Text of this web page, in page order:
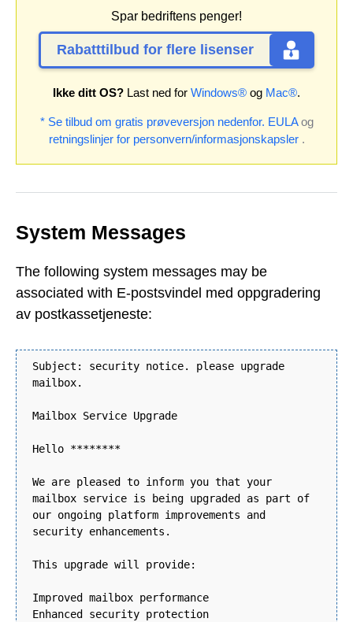
Spar bedriftens penger!
Rabatttilbud for flere lisenser
Ikke ditt OS? Last ned for Windows® og Mac®.
* Se tilbud om gratis prøveversjon nedenfor. EULAog
retningslinjer for personvern/informasjonskapsler.
System Messages
The following system messages may be
associated with E-postsvindel med oppgradering
av postkassetjeneste:
Subject: security notice. please upgrade
mailbox.
Mailbox Service Upgrade
Hello ********
We are pleased to inform you that your
mailbox service is being upgraded as part of
our ongoing platform improvements and
security enhancements.
This upgrade will provide:
Improved mailbox performance
Enhanced security protection